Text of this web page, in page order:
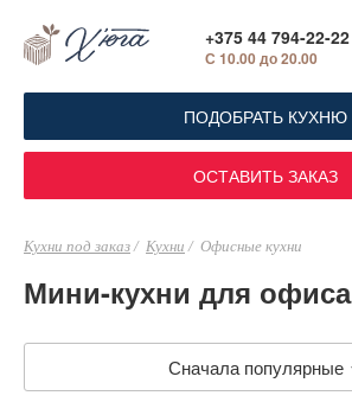
+375 44 794-22-22
С 10.00 до 20.00
ПОДОБРАТЬ КУХНЮ
ОСТАВИТЬ ЗАКАЗ
Кухни под заказ Кухни Офисные кухни
Мини-кухни для офиса
Сначала популярные